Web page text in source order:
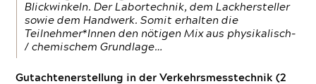
Blickwinkeln. Der Labortechnik, dem Lackhersteller
sowie dem Handwerk. Somit erhalten die
Teilnehmer*Innen den nötigen Mix aus physikalisch-
/ chemischem Grundlage…
Gutachtenerstellung in der Verkehrsmesstechnik (2